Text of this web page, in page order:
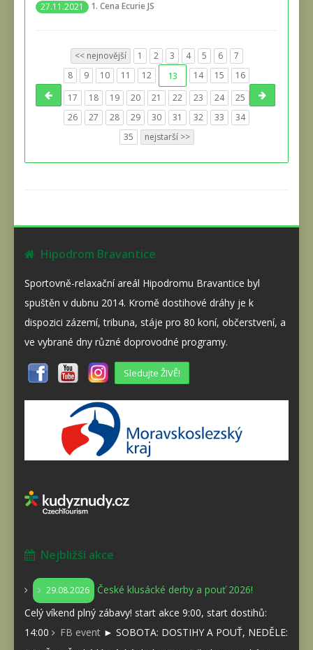
27.11.2021 1. Cena Ecurie JS
<< nejnovější 1 2 3 4 5 6
7
8
9 10 11 12 13 14 15
16
17
18 19 20 21 22 23 24
25
26
27 28 29 30 31 32 33
34
35
nejstarší >>
Hipodrom Bravantice
Sportovně-relaxační areál Hipodromu Bravantice byl
spuštěn v dubnu 2014. Kromě dostihové dráhy je k
dispozici zázemí, tribuna, stáje pro 80 koní, občerstvení, a
ve vybrané dny různé doprovodné programy.
Sledujte ŽIVĚ!
Nejbližší akce
29.08.2026
České klusácké derby a pouť 2026!
Celý víkend plný zábavy! start akce 9:00, start dostihů:
14:00
FB event ► SOBOTA: DOSTIHY A POUŤ, NEDĚLE: